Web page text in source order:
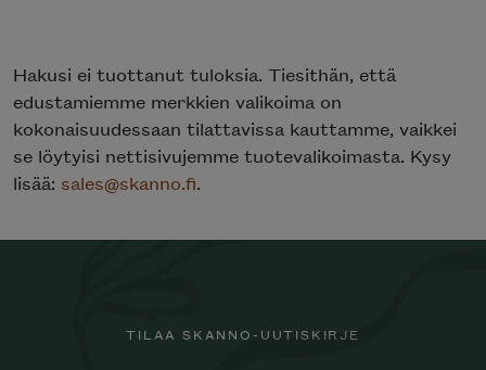
Hakusi ei tuottanut tuloksia. Tiesithän, että
edustamiemme merkkien valikoima on
kokonaisuudessaan tilattavissa kauttamme, vaikkei
se löytyisi nettisivujemme tuotevalikoimasta. Kysy
lisää: sales@skanno.fi.
TILAA SKANNO-UUTISKIRJE